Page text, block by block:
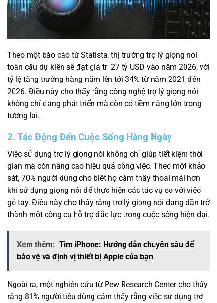
Theo một báo cáo từ Statista, thị trường trợ lý giọng nói
toàn cầu dự kiến sẽ đạt giá trị 27 tỷ USD vào năm 2026, với
tỷ lệ tăng trưởng hàng năm lên tới 34% từ năm 2021 đến
2026. Điều này cho thấy rằng công nghệ trợ lý giọng nói
không chỉ đang phát triển mà còn có tiềm năng lớn trong
tương lai.
2. Tác Động Đến Cuộc Sống Hàng Ngày
Việc sử dụng trợ lý giọng nói không chỉ giúp tiết kiệm thời
gian mà còn nâng cao hiệu quả công việc. Theo một khảo
sát, 70% người dùng cho biết họ cảm thấy thoải mái hơn
khi sử dụng giọng nói để thực hiện các tác vụ so với việc
gõ tay. Điều này cho thấy rằng trợ lý giọng nói đang dần trở
thành một công cụ hỗ trợ đắc lực trong cuộc sống hiện đại.
Xem thêm: Tìm iPhone: Hướng dẫn chuyên sâu để
bảo vệ và định vị thiết bị Apple của bạn
Ngoài ra, một nghiên cứu từ Pew Research Center cho thấy
rằng 81% người tiêu dùng cảm thấy rằng việc sử dụng trợ